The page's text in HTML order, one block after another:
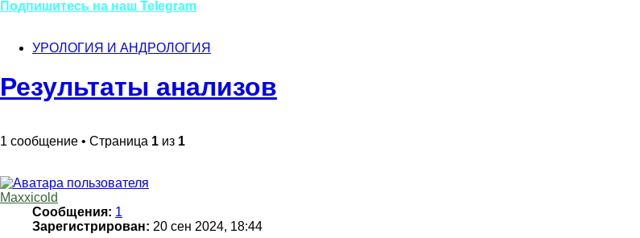
Подпишитесь на наш Telegram
УРОЛОГИЯ И АНДРОЛОГИЯ
Результаты анализов
1 сообщение • Страница 1 из 1
Maxxicold
Сообщения: 1
Зарегистрирован: 20 сен 2024, 18:44